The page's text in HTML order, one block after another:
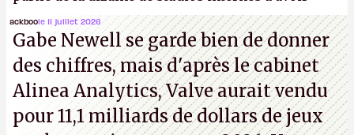
travaillé sur cetAssassin's Creedsous la direction
d'Ubisoft Singapour.A.
ackboole 11 juillet 2026
Gabe Newell se garde bien de donner
des chiffres, mais d'après le cabinet
Alinea Analytics, Valve aurait vendu
pour 11,1 milliards de dollars de jeux